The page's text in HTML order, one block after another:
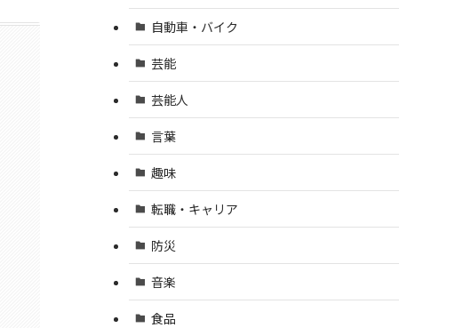
自動車・バイク
芸能
芸能人
言葉
趣味
転職・キャリア
防災
音楽
食品